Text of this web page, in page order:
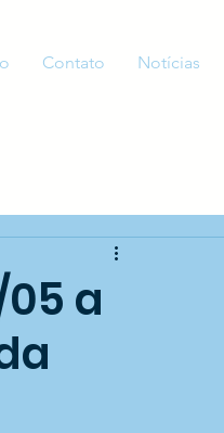
Contato Notícias
05 a